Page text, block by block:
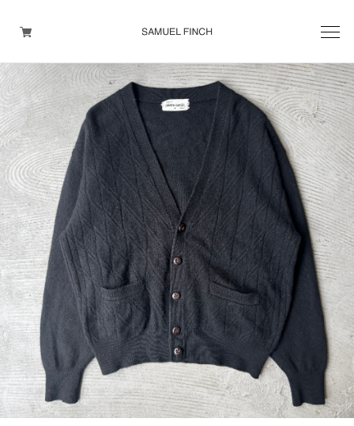
Men's
Maison Martin Margiela
Helmut Lang
Yohji Yamamoto
Other brands
TOPS
OUTER WEAR
BOTTOMS